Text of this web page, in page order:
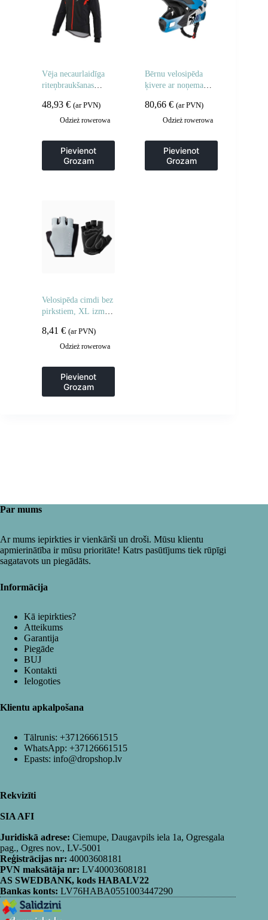
Vēja necaurlaidīga
riteņbraukšanas
izmērs – melna
48,93 € (ar PVN)
Odzież rowerowa
Pievienot
Grozam
Bērnu velosipēda
ķivere ar noņemamu
57 cm – zila
80,66€ (ar PVN)
Odzież rowerowa
Pievienot
Grozam
Velosipēda cimdi bez
pirkstiem, XL izmērs
8,41 € (ar PVN)
Odzież rowerowa
Pievienot
Grozam
Par mums
Ar mums iepirkties ir vienkārši un droši. Mūsu klientu
apmierinātība ir mūsu prioritāte! Katrs pasūtījums tiek rūpīgi
sagatavots un piegādāts.
Informācija
Kā iepirkties?
Atteikums
Garantija
Piegāde
BUJ
Kontakti
Ielogoties
Klientu apkalpošana
Tālrunis: +37126661515
WhatsApp: +37126661515
Epasts: info@dropshop.lv
Rekvizīti
SIA AFI
Juridiskā adrese: Ciemupe, Daugavpils iela 1a, Ogresgala
pag., Ogres nov., LV-5001
Reģistrācijas nr: 40003608181
PVN maksātāja nr: LV40003608181
AS SWEDBANK, kods HABALV22
Bankas konts: LV76HABA0551003447290